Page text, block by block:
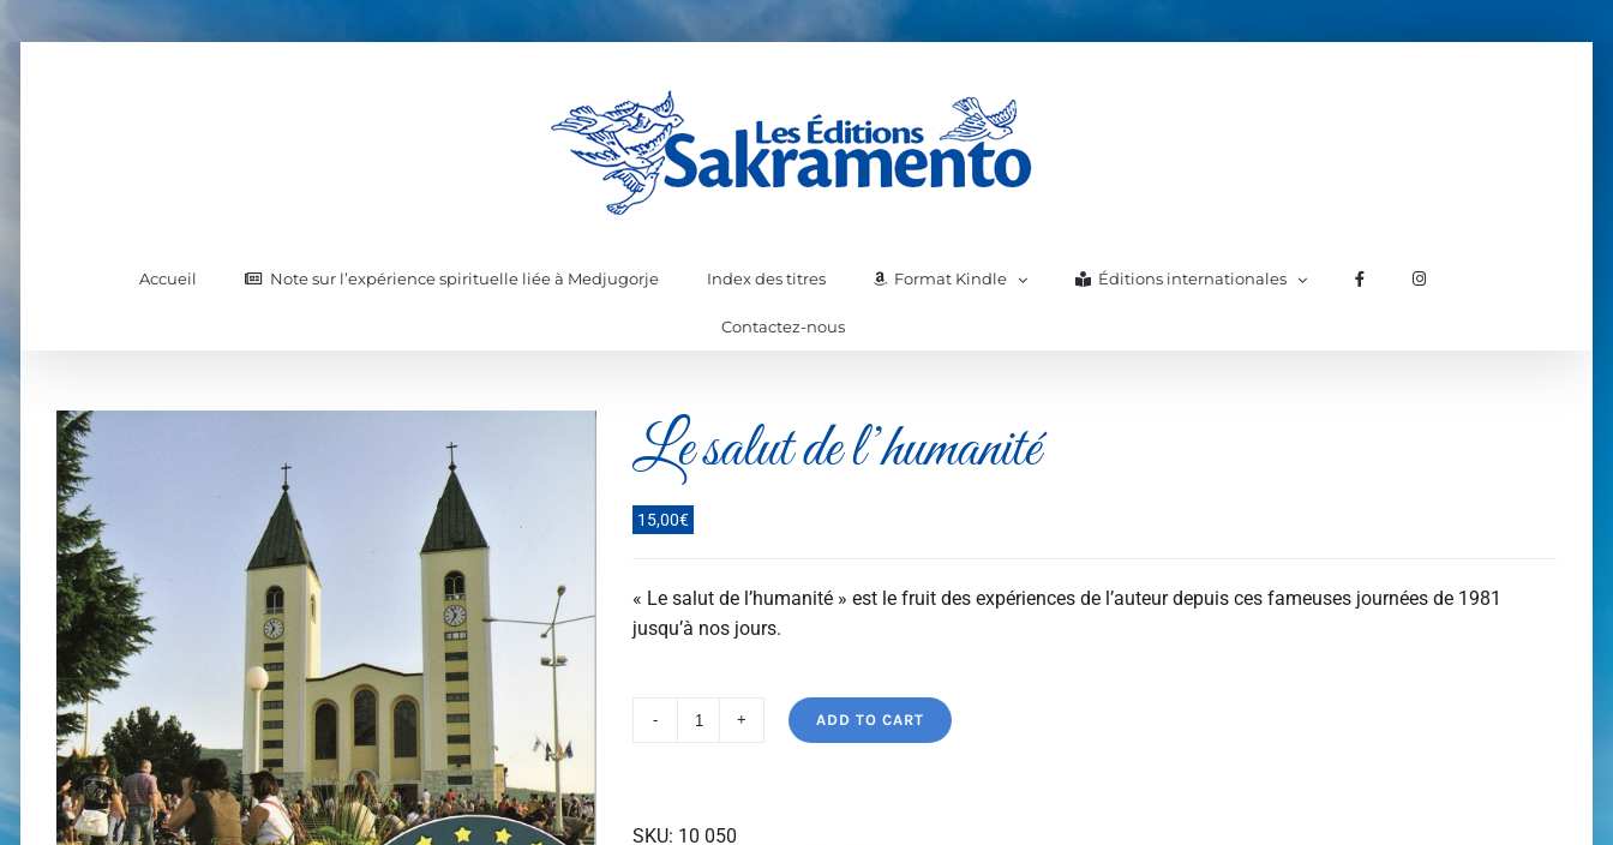
Accueil Note sur l’expérience spirituelle liée à Medjugorje Index des titres Format Kindle Éditions internationales
Contactez-nous
Le salut de l’humanité
15,00€
« Le salut de l’humanité » est le fruit des expériences de l’auteur depuis ces fameuses journées de 1981
jusqu’à nos jours.
Le
l'humanité
ADD TO CART
SKU: 10 050